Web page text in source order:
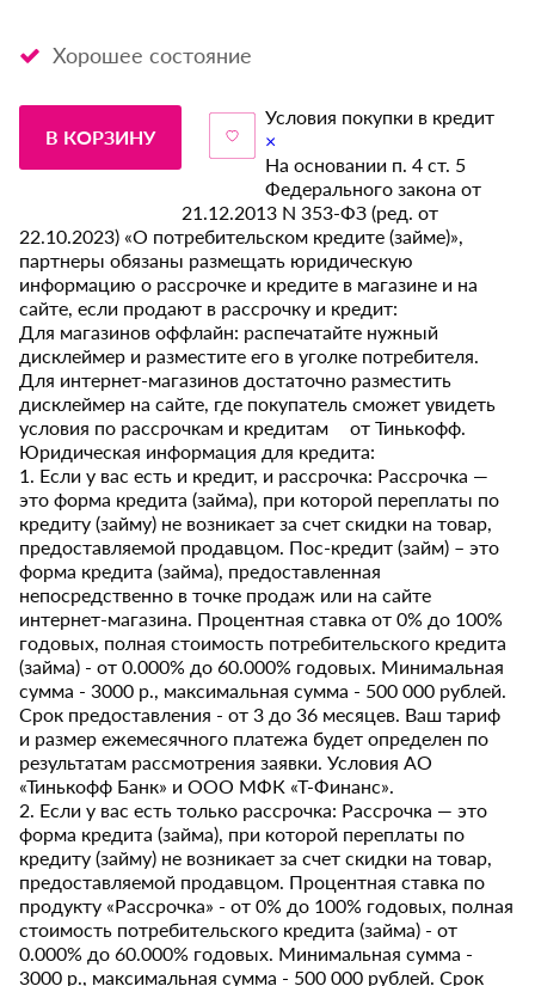
Хорошее состояние
В КОРЗИНУ
Условия покупки в кредит
×
На основании п. 4 ст. 5
Федерального закона от
21.12.2013 N 353-ФЗ (ред. от
22.10.2023) «О потребительском кредите (займе)»,
партнеры обязаны размещать юридическую
информацию о рассрочке и кредите в магазине и на
сайте, если продают в рассрочку и кредит:
Для магазинов оффлайн: распечатайте нужный
дисклеймер и разместите его в уголке потребителя.
Для интернет-магазинов достаточно разместить
дисклеймер на сайте, где покупатель сможет увидеть
условия по рассрочкам и кредитам от Тинькофф.
Юридическая информация для кредита:
1. Если у вас есть и кредит, и рассрочка: Рассрочка —
это форма кредита (займа), при которой переплаты по
кредиту (займу) не возникает за счет скидки на товар,
предоставляемой продавцом. Пос-кредит (займ) – это
форма кредита (займа), предоставленная
непосредственно в точке продаж или на сайте
интернет-магазина. Процентная ставка от 0% до 100%
годовых, полная стоимость потребительского кредита
(займа) - от 0.000% до 60.000% годовых. Минимальная
сумма - 3000 р., максимальная сумма - 500 000 рублей.
Срок предоставления - от 3 до 36 месяцев. Ваш тариф
и размер ежемесячного платежа будет определен по
результатам рассмотрения заявки. Условия АО
«Тинькофф Банк» и ООО МФК «Т-Финанс».
2. Если у вас есть только рассрочка: Рассрочка — это
форма кредита (займа), при которой переплаты по
кредиту (займу) не возникает за счет скидки на товар,
предоставляемой продавцом. Процентная ставка по
продукту «Рассрочка» - от 0% до 100% годовых, полная
стоимость потребительского кредита (займа) - от
0.000% до 60.000% годовых. Минимальная сумма -
3000 р., максимальная сумма - 500 000 рублей. Срок